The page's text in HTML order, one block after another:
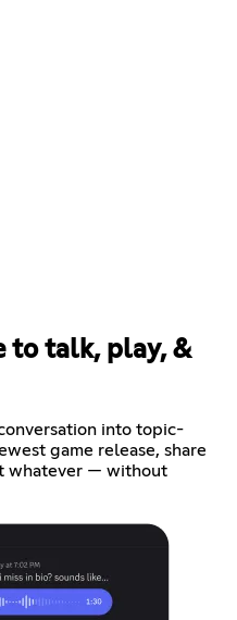
to talk, play, &
into topic-
game release, share
whatever — without